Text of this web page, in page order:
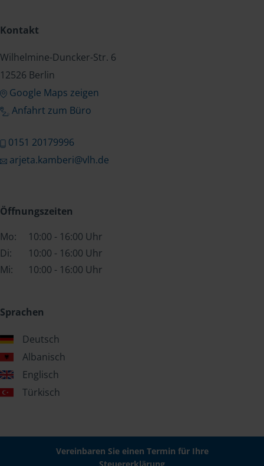
Kontakt
Wilhelmine-Duncker-Str. 6
12526 Berlin
Google Maps zeigen
Anfahrt zum Büro
0151 20179996
arjeta.kamberi@vlh.de
Öffnungszeiten
Mo:
10:00 - 16:00 Uhr
Di:
10:00 - 16:00 Uhr
Mi:
10:00 - 16:00 Uhr
Sprachen
Deutsch
Albanisch
Englisch
Türkisch
Vereinbaren Sie einen Termin für Ihre